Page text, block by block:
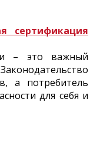
сертификация
– это важный
а потребитель
для себя и